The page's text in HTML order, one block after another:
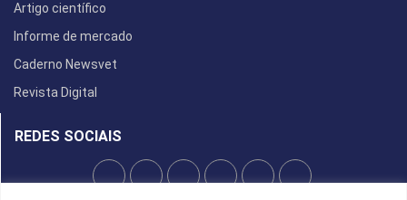
Artigo científico
Informe de mercado
Caderno Newsvet
Revista Digital
REDES SOCIAIS